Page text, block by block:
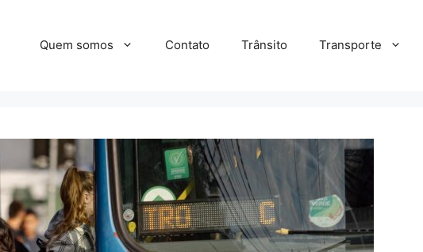
Quem somos Contato Trânsito Transporte